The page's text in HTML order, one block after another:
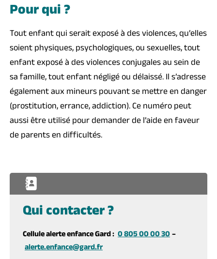
Pour qui ?
Tout enfant qui serait exposé à des violences, qu’elles
soient physiques, psychologiques, ou sexuelles, tout
enfant exposé à des violences conjugales au sein de
sa famille, tout enfant négligé ou délaissé. Il s’adresse
également aux mineurs pouvant se mettre en danger
(prostitution, errance, addiction). Ce numéro peut
aussi être utilisé pour demander de l’aide en faveur
de parents en difficultés.
Qui contacter ?
Cellule alerte enfance Gard : 0 805 00 00 30–
alerte.enfance@gard.fr